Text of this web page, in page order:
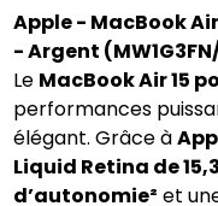
Apple - MacBook Air
- Argent
Le MacBook Air 15
performances
élégant. Grâce à
Liquid Retina de
d’autonomie² et